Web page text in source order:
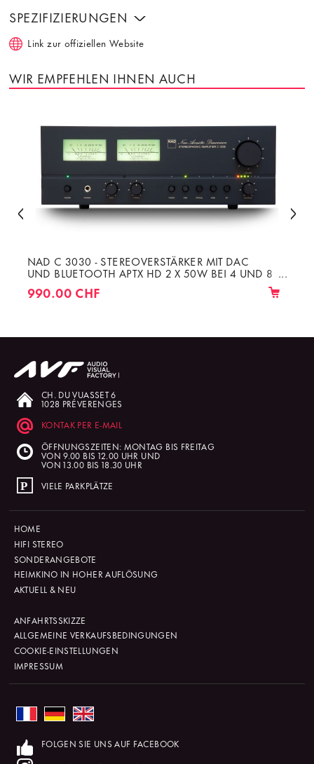
SPEZIFIZIERUNGEN
Link zur offiziellen Website
WIR EMPFEHLEN IHNEN AUCH
NAD C 3030 - STEREOVERSTÄRKER MIT DAC
UND BLUETOOTH APTX HD 2 X 50W BEI 4 UND 8
990.00 CHF
CH. DU VUASSET 6
1028 PRÉVERENGES
KONTAK PER E-MAIL
ÖFFNUNGSZEITEN: MONTAG BIS FREITAG
VON 9.00 BIS 12.00 UHR UND
VON 13.00 BIS 18.30 UHR
VIELE PARKPLÄTZE
HOME
HIFI STEREO
SONDERANGEBOTE
HEIMKINO IN HOHER AUFLÖSUNG
AKTUELL & NEU
ANFAHRTSSKIZZE
ALLGEMEINE VERKAUFSBEDINGUNGEN
COOKIE-EINSTELLUNGEN
IMPRESSUM
FOLGEN SIE UNS AUF FACEBOOK